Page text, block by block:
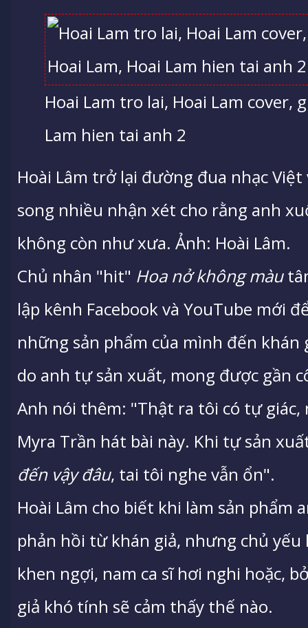
Hoai Lam tro lai, Hoai Lam cover,
Lam hien tai anh 2
Hoài Lâm trở lại đường đua nhạc
song nhiều nhận xét cho rằng anh
không còn như xưa. Ảnh: Hoài Lâm.
Chủ nhân "hit" Hoa nở không màu
lập kênh Facebook và YouTube mới
những sản phẩm của mình đến khán
do anh tự sản xuất, mong được gần
Anh nói thêm: "Thật ra tôi có tự giác,
Myra Trần hát bài này. Khi tự sản
đến vậy đâu, tai tôi nghe vẫn ổn".
Hoài Lâm cho biết khi làm sản phẩm
phản hồi từ khán giả, nhưng chủ
khen ngợi, nam ca sĩ hơi nghi hoặc,
giả khó tính sẽ cảm thấy thế nào.